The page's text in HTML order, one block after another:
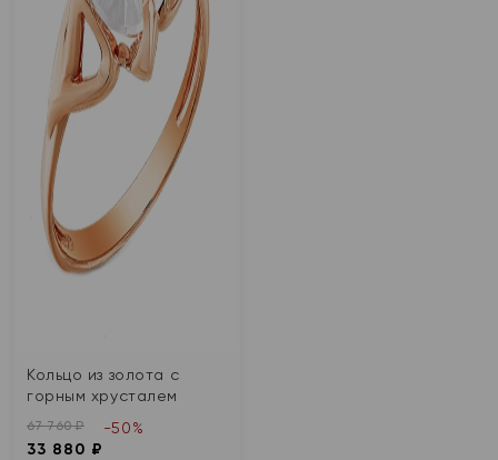
Кольцо из золота с
горным хрусталем
67 760 ₽
33 880 ₽
-50%